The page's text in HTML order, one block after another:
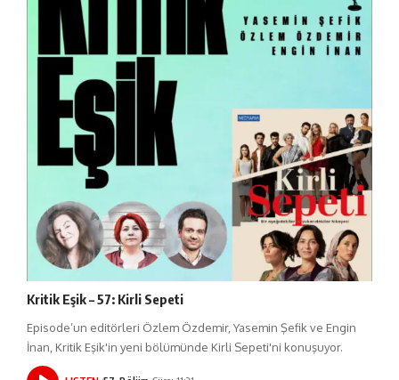
Kritik Eşik – 57: Kirli Sepeti
Episode’un editörleri Özlem Özdemir, Yasemin Şefik ve Engin
İnan, Kritik Eşik'in yeni bölümünde Kirli Sepeti'ni konuşuyor.